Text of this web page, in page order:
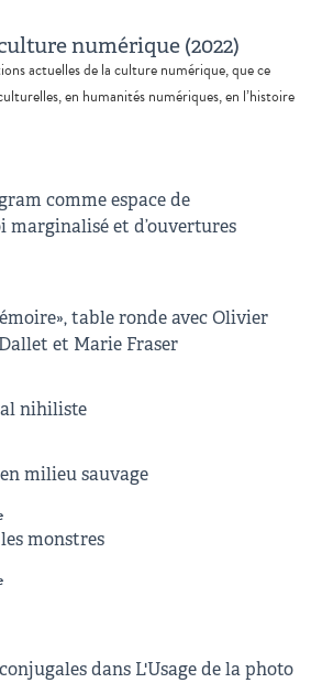
numérique (2022)
actuelles de la culture numérique, que ce
en humanités numériques, en l’histoire
comme espace de
marginalisé et d’ouvertures
table ronde avec Olivier
et Marie Fraser
nihiliste
milieu sauvage
monstres
dans L'Usage de la photo